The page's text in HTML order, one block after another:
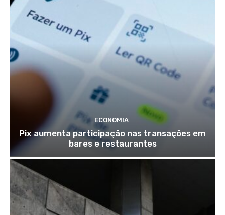
ECONOMIA
Pix aumenta participação nas transações em
bares e restaurantes